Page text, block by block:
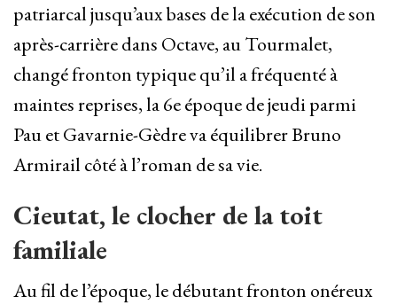
patriarcal jusqu’aux bases de la exécution de son
après-carrière dans Octave, au Tourmalet,
changé fronton typique qu’il a fréquenté à
maintes reprises, la 6e époque de jeudi parmi
Pau et Gavarnie-Gèdre va équilibrer Bruno
Armirail côté à l’roman de sa vie.
Cieutat, le clocher de la toit
familiale
Au fil de l’époque, le débutant fronton onéreux